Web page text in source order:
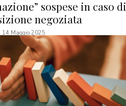
sospese in caso di
negoziata
14 Maggio 2025